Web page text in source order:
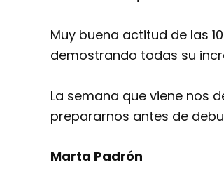
Muy buena actitud de las
demostrando todas su
La semana que viene nos
prepararnos antes de
Marta Padrón